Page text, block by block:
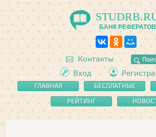
БАНК РЕФЕРАТОВ
Контакты
Вход
ГЛАВНАЯ
БЕСПЛАТНЫЕ
РЕФЕРАТЫ
РЕЙТИНГ